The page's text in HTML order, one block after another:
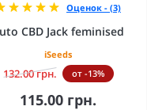
Оценок - (3)
CBD Jack feminised
iSeeds
132.00 грн. от -13%
115.00 грн.